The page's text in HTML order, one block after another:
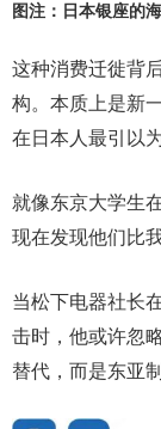
图注：日本银座的
这种消费迁徙背
构。本质上是新
在日本人最引以
就像东京大学生
现在发现他们比
当松下电器社长
击时，他或许忽
替代，而是东亚